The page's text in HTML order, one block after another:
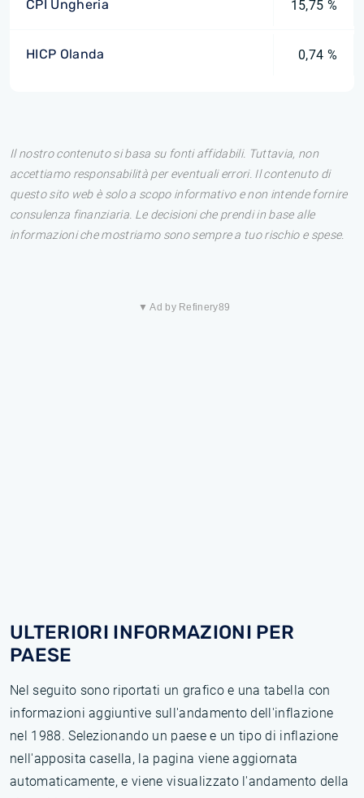
CPI Ungheria 15,75 %
HICP Olanda 0,74 %
Il nostro contenuto si basa su fonti affidabili. Tuttavia, non
accettiamo responsabilità per eventuali errori. Il contenuto di
questo sito web è solo a scopo informativo e non intende fornire
consulenza finanziaria. Le decisioni che prendi in base alle
informazioni che mostriamo sono sempre a tuo rischio e spese.
▼ Ad by Refinery89
ULTERIORI INFORMAZIONI PER
PAESE
Nel seguito sono riportati un grafico e una tabella con
informazioni aggiuntive sull'andamento dell'inflazione
nel 1988. Selezionando un paese e un tipo di inflazione
nell'apposita casella, la pagina viene aggiornata
automaticamente, e viene visualizzato l'andamento della